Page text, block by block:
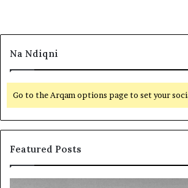
Na Ndiqni
Go to the Arqam options page to set your
Featured Posts